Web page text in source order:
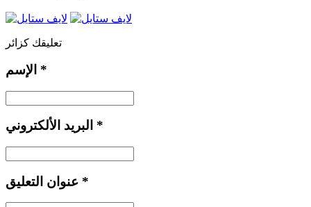
تعليقك كزائر
*
*
*